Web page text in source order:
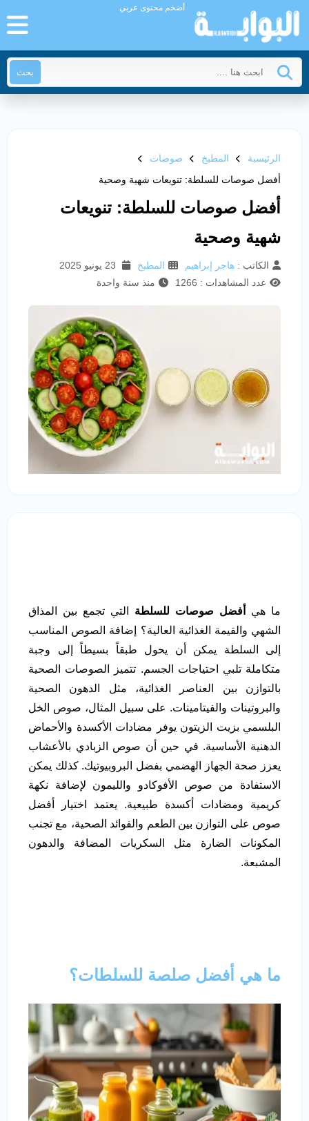
أضخم محتوى عربي
بحث
الرئيسية المطبخ
صوصات
أفضل صوصات للسلطة: تنويعات شهية وصحية
أفضل صوصات للسلطة: تنويعات
شهية وصحية
الكاتب : هاجر إبراهيم المطبخ
عدد المشاهدات : 1266
منذ سنة واحدة
ما هي أفضل صوصات للسلطة التي تجمع بين المذاق
الشهي والقيمة الغذائية العالية؟ إضافة الصوص المناسب
إلى السلطة يمكن أن يحول طبقاً بسيطاً إلى وجبة
متكاملة تلبي احتياجات الجسم. تتميز الصوصات الصحية
بالتوازن بين العناصر الغذائية، مثل الدهون الصحية
والبروتينات والفيتامينات. على سبيل المثال، صوص الخل
البلسمي بزيت الزيتون يوفر مضادات الأكسدة والأحماض
الدهنية الأساسية. في حين أن صوص الزبادي بالأعشاب
يعزز صحة الجهاز الهضمي بفضل البروبيوتيك. كذلك يمكن
الاستفادة من صوص الأفوكادو والليمون لإضافة نكهة
كريمية ومضادات أكسدة طبيعية. يعتمد اختيار أفضل
صوص على التوازن بين الطعم والفوائد الصحية، مع تجنب
المكونات الضارة مثل السكريات المضافة والدهون
المشبعة.
ما هي أفضل صلصة للسلطات؟